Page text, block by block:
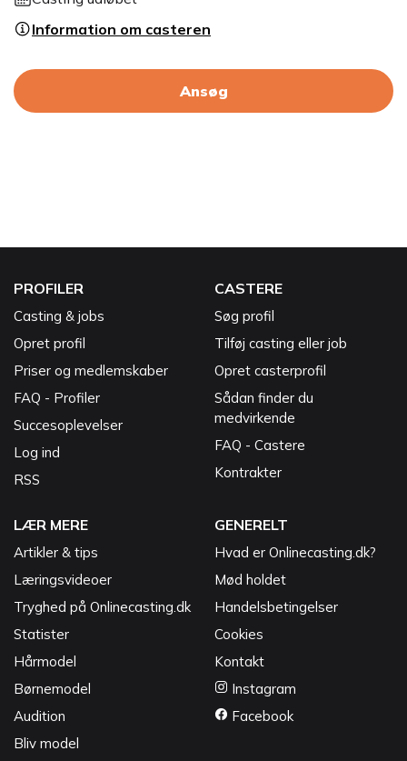
Information om casteren
Ansøg
PROFILER
Casting & jobs
Opret profil
Priser og medlemskaber
FAQ - Profiler
Succesoplevelser
Log ind
RSS
CASTERE
Søg profil
Tilføj casting eller job
Opret casterprofil
Sådan finder du
medvirkende
FAQ - Castere
Kontrakter
LÆR MERE
Artikler & tips
Læringsvideoer
Tryghed på Onlinecasting.dk
Statister
Hårmodel
Børnemodel
Audition
Bliv model
GENERELT
Hvad er Onlinecasting.dk?
Mød holdet
Handelsbetingelser
Cookies
Kontakt
Instagram
Facebook